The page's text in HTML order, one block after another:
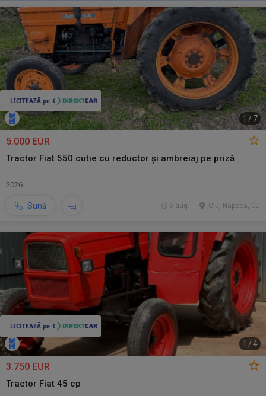
1 / 7
5.000 EUR
Tractor Fiat 550 cutie cu reductor și ambreiaj pe priză
2026
Sună Cluj-Napoca, CJ
6 aug.
1 /4
3.750 EUR
Tractor Fiat 45 cp